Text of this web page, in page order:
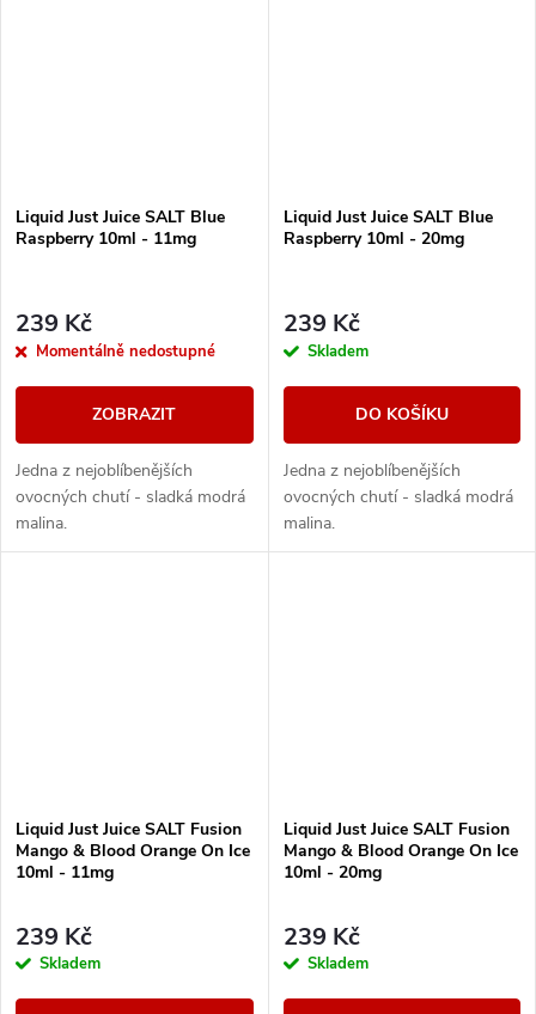
Liquid Just Juice SALT Blue
Raspberry 10ml - 11mg
239 Kč
Momentálně nedostupné
ZOBRAZIT
Jedna z nejoblíbenějších
ovocných chutí - sladká modrá
malina.
Liquid Just Juice SALT Blue
Raspberry 10ml - 20mg
239 Kč
Skladem
DO KOŠÍKU
Jedna z nejoblíbenějších
ovocných chutí - sladká modrá
malina.
Liquid Just Juice SALT Fusion
Mango & Blood Orange On Ice
10ml - 11mg
239 Kč
Skladem
Liquid Just Juice SALT Fusion
Mango & Blood Orange On Ice
10ml - 20mg
239 Kč
Skladem